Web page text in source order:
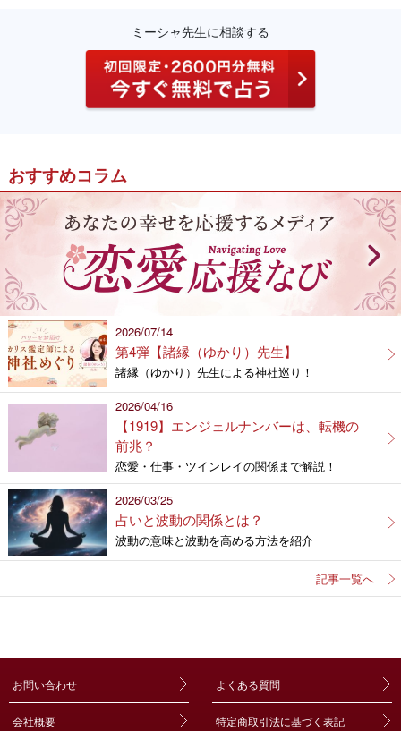
ミーシャ先生に相談する
おすすめコラム
2026/07/14
第4弾【諸縁（ゆかり）先生】
諸縁（ゆかり）先生による神社巡り！
2026/04/16
【1919】エンジェルナンバーは、転機の
前兆？
恋愛・仕事・ツインレイの関係まで解説！
2026/03/25
占いと波動の関係とは？
波動の意味と波動を高める方法を紹介
記事一覧へ
お問い合わせ よくある質問
会社概要 特定商取引法に基づく表記